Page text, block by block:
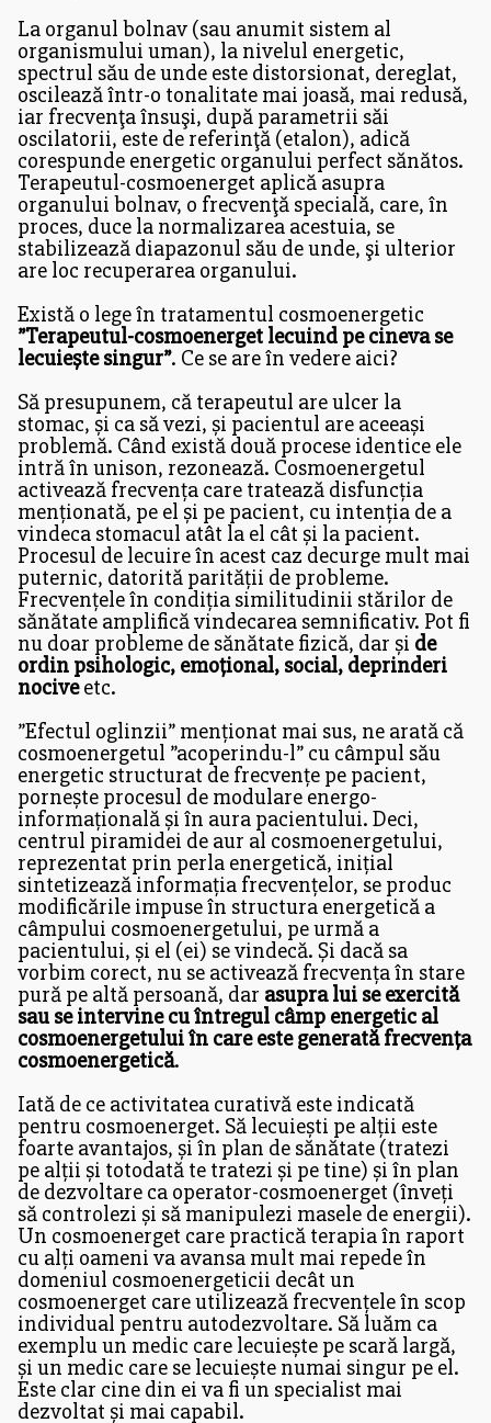
La organul bolnav (sau anumit sistem al
organismului uman), la nivelul energetic,
spectrul său de unde este distorsionat, dereglat,
oscilează într-o tonalitate mai joasă, mai redusă,
iar frecvenţa însuşi, după parametrii săi
oscilatorii, este de referinţă (etalon), adică
corespunde energetic organului perfect sănătos.
Terapeutul-cosmoenerget aplică asupra
organului bolnav, o frecvenţă specială, care, în
proces, duce la normalizarea acestuia, se
stabilizează diapazonul său de unde, şi ulterior
are loc recuperarea organului.
Există o lege în tratamentul cosmoenergetic
”Terapeutul-cosmoenerget lecuind pe cineva se
lecuiește singur”. Ce se are în vedere aici?
Să presupunem, că terapeutul are ulcer la
stomac, și ca să vezi, și pacientul are aceeași
problemă. Când există două procese identice ele
intră în unison, rezonează. Cosmoenergetul
activează frecvența care tratează disfuncția
menționată, pe el și pe pacient, cu intenția de a
vindeca stomacul atât la el cât și la pacient.
Procesul de lecuire în acest caz decurge mult mai
puternic, datorită parității de probleme.
Frecvențele în condiția similitudinii stărilor de
sănătate amplifică vindecarea semnificativ. Pot fi
nu doar probleme de sănătate fizică, dar și de
ordin psihologic, emoțional, social, deprinderi
nociveetc.
”Efectul oglinzii” menționat mai sus, ne arată că
cosmoenergetul ”acoperindu-l” cu câmpul său
energetic structurat de frecvențe pe pacient,
pornește procesul de modulare energo-
informațională și în aura pacientului. Deci,
centrul piramidei de aur al cosmoenergetului,
reprezentat prin perla energetică, inițial
sintetizează informația frecvențelor, se produc
modificările impuse în structura energetică a
câmpului cosmoenergetului, pe urmă a
pacientului, și el (ei) se vindecă. Și dacă sa
vorbim corect, nu se activează frecvența în stare
pură pe altă persoană, dar asupra lui se exercită
sau se intervine cu întregul câmp energetic al
cosmoenergetului în care este generată frecvența
cosmoenergetică.
Iată de ce activitatea curativă este indicată
pentru cosmoenerget. Să lecuiești pe alții este
foarte avantajos, și în plan de sănătate (tratezi
pe alții și totodată te tratezi și pe tine) și în plan
de dezvoltare ca operator-cosmoenerget (înveți
să controlezi și să manipulezi masele de energii).
Un cosmoenerget care practică terapia în raport
cu alți oameni va avansa mult mai repede în
domeniul cosmoenergeticii decât un
cosmoenerget care utilizează frecvențele în scop
individual pentru autodezvoltare. Să luăm ca
exemplu un medic care lecuiește pe scară largă,
și un medic care se lecuiește numai singur pe el.
Este clar cine din ei va fi un specialist mai
dezvoltat și mai capabil.